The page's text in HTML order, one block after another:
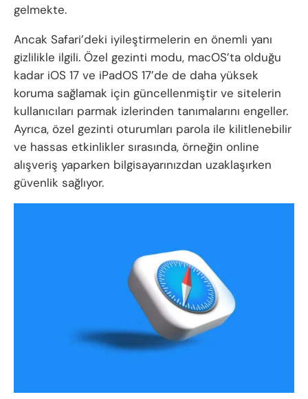
gelmekte.
Ancak Safari’deki iyileştirmelerin en önemli yanı
gizlilikle ilgili. Özel gezinti modu, macOS’ta olduğu
kadar iOS 17 ve iPadOS 17’de de daha yüksek
koruma sağlamak için güncellenmiştir ve sitelerin
kullanıcıları parmak izlerinden tanımalarını engeller.
Ayrıca, özel gezinti oturumları parola ile kilitlenebilir
ve hassas etkinlikler sırasında, örneğin online
alışveriş yaparken bilgisayarınızdan uzaklaşırken
güvenlik sağlıyor.